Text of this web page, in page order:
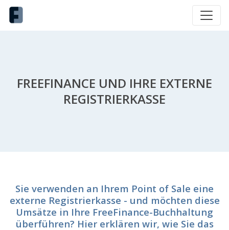
FREEFINANCE UND IHRE EXTERNE
REGISTRIERKASSE
Sie verwenden an Ihrem Point of Sale eine
externe Registrierkasse - und möchten diese
Umsätze in Ihre FreeFinance-Buchhaltung
überführen? Hier erklären wir, wie Sie das